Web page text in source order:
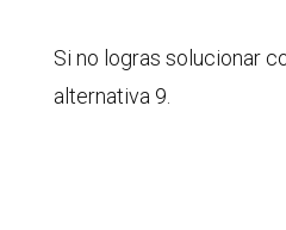
Si no logras solucionar
alternativa 9.